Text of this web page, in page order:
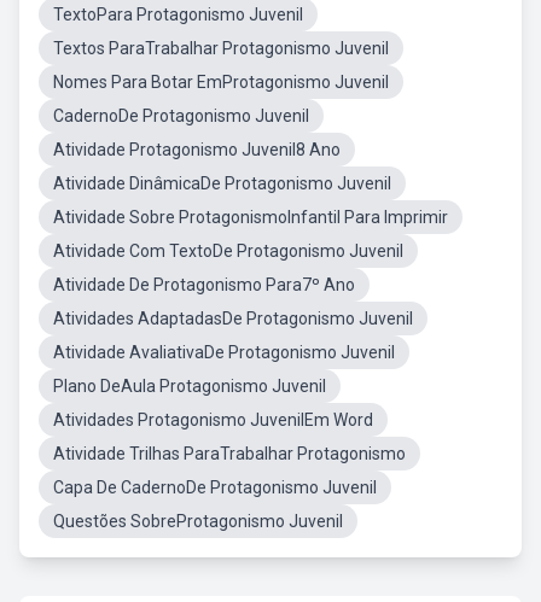
TextoPara Protagonismo Juvenil
Textos ParaTrabalhar Protagonismo Juvenil
Nomes Para Botar EmProtagonismo Juvenil
CadernoDe Protagonismo Juvenil
Atividade Protagonismo Juvenil8 Ano
Atividade DinâmicaDe Protagonismo Juvenil
Atividade Sobre ProtagonismoInfantil Para Imprimir
Atividade Com TextoDe Protagonismo Juvenil
Atividade De Protagonismo Para7º Ano
Atividades AdaptadasDe Protagonismo Juvenil
Atividade AvaliativaDe Protagonismo Juvenil
Plano DeAula Protagonismo Juvenil
Atividades Protagonismo JuvenilEm Word
Atividade Trilhas ParaTrabalhar Protagonismo
Capa De CadernoDe Protagonismo Juvenil
Questões SobreProtagonismo Juvenil